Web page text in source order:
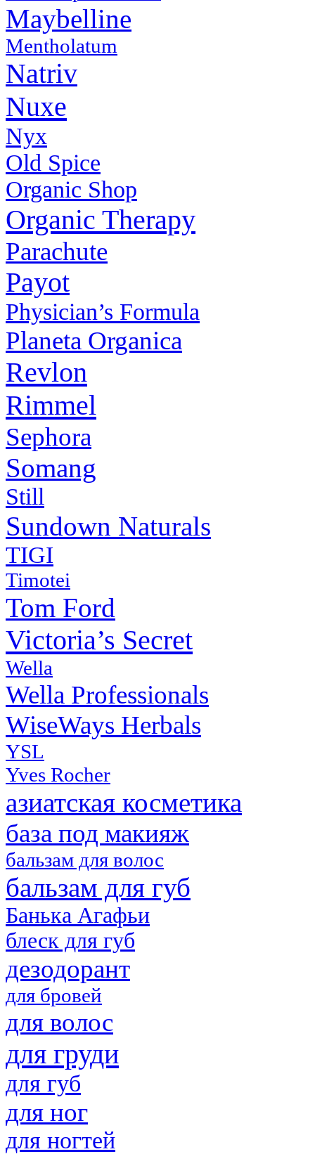
Maybelline
Mentholatum
Natriv
Nuxe
Nyx
Old Spice
Organic Shop
Organic Therapy
Parachute
Payot
Physiсian’s Formula
Planeta Organica
Revlon
Rimmel
Sephora
Somang
Still
Sundown Naturals
TIGI
Timotei
Tom Ford
Victoria’s Secret
Wella
Wella Professionals
WiseWays Herbals
YSL
Yves Rocher
азиатская косметика
база под макияж
бальзам для волос
бальзам для губ
Банька Агафьи
блеск для губ
дезодорант
для бровей
для волос
для груди
для губ
для ног
для ногтей